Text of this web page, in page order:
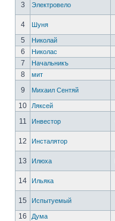
3
Электровело
4
Шуня
5
Николай
6
Николас
7
Начальникъ
8
мит
9
Михаил Сентяй
10
Ляксей
11
Инвестор
12
Инсталятор
13
Илюха
14
Ильяка
15
Испытуемый
16
Дума